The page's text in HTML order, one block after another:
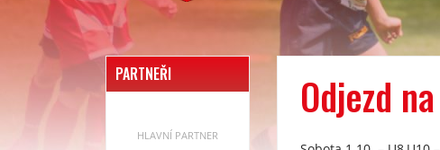
PARTNEŘI
HLAVNÍ PARTNER
Odjezd